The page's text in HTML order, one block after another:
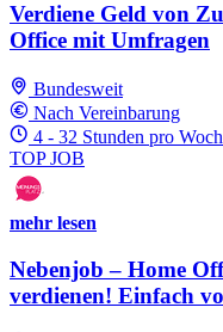
Verdiene Geld von
Office mit Umfragen
Bundesweit
Nach Vereinbarung
4 - 32 Stunden pro
TOP JOB
mehr lesen
Nebenjob – Home
verdienen! Einfach